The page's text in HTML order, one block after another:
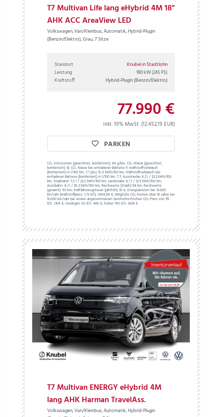
T7 Multivan Life lang eHybrid 4M 18"
AHK ACC AreaView LED
Volkswagen, Van/Kleinbus, Automatik, Hybrid-Plugin
(Benzin/Elektro), Grau, 7 Sitze
Standort
Knubel in Stadtlohn
Leistung
180 kW(245 PS)
Kraftstoff Hybrid-Plugin (Benzin/Elektro)
77.990 €
inkl. 19% MwSt. (12.452,19 EUR)
PARKEN
CO₂ Emissionen (gewichtet, kombiniert): 64 g/km;CO₂ Klasse (gewichtet,
kombiniert): B;CO₂ Klasse bei entladener Batterie: F;Kraftstoffverbrauch
(kombiniert) in l/100 km: 7,7 plus 15,9 kWh/100 km;Kraftstoffverbrauch bei
entladener Batterie (kombiniert) in l/100 km: 7,7;Kurzstrecke: 9,2 l / 22,2 kWh/100
km;Stadtrand: 7,5 l / 22,0 kWh/100 km;Landstraße: 6,7 l / 21,9 kWh/100 km;
Autobahn: 8,1 l / 29,3 kWh/100 km;Reichweite (Stadt): 98 km;Reichweite
(gesamt): 90 km;Kraftfahrzeugsteuer (jährlich): 30 €;Energiekosten bei 15.000
km/Jahr (Kraftstoffpreis: 1,73€/l): 1.994,69 €;Mögliche CO₂-Kosten über 10 Jahre bei
15.000 km/Jahr bei einem angenommenen durchschnittlichen CO₂-Preis von 115
€/t: 1.104 €; niedrigen 50 €/t: 480 €; hohen 190 €/t: 1.824 €
T7 Multivan ENERGY eHybrid 4M
lang AHK Harman TravelAss.
Volkswagen, Van/Kleinbus, Automatik, Hybrid-Plugin